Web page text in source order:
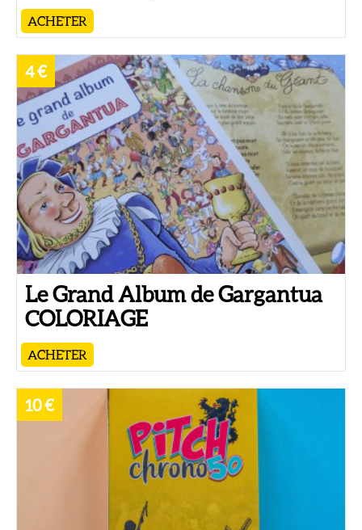
ACHETER
Le Grand Album de Gargantua
COLORIAGE
ACHETER
4 €
10 €